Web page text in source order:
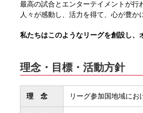
最高の試合とエンターテイメントが行
人々が感動し、活力を得て、心が豊か
私たちはこのようなリーグを創設し、
理念・目標・活動方針
理 念 リーグ参加国地域にお